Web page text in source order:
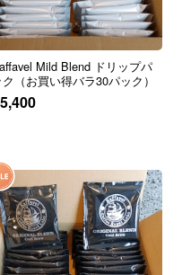
Mild Blend ドリップパ
ク（お買い得バラ30パック）
¥5,400